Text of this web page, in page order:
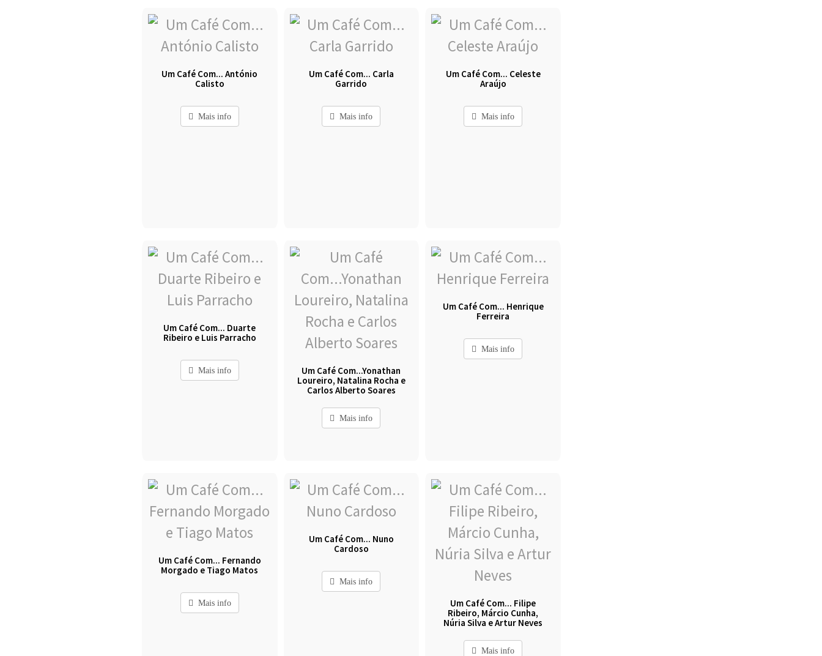
Um Café Com... António
Calisto
Mais info
Um Café Com... Carla
Garrido
Mais info
Um Café Com... Celeste
Araújo
Mais info
Um Café Com... Duarte
Ribeiro e Luis Parracho
Mais info
Um Café Com...Yonathan
Loureiro, Natalina Rocha e
Carlos Alberto Soares
Mais info
Um Café Com... Henrique
Ferreira
Mais info
Um Café Com... Fernando
Morgado e Tiago Matos
Mais info
Um Café Com... Nuno
Cardoso
Mais info
Um Café Com... Filipe
Ribeiro, Márcio Cunha,
Núria Silva e Artur Neves
Mais info